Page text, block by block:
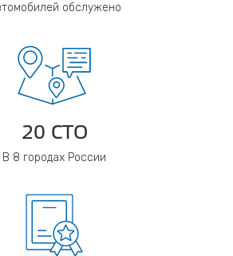
обслужено
20 СТО
В 8 городах России